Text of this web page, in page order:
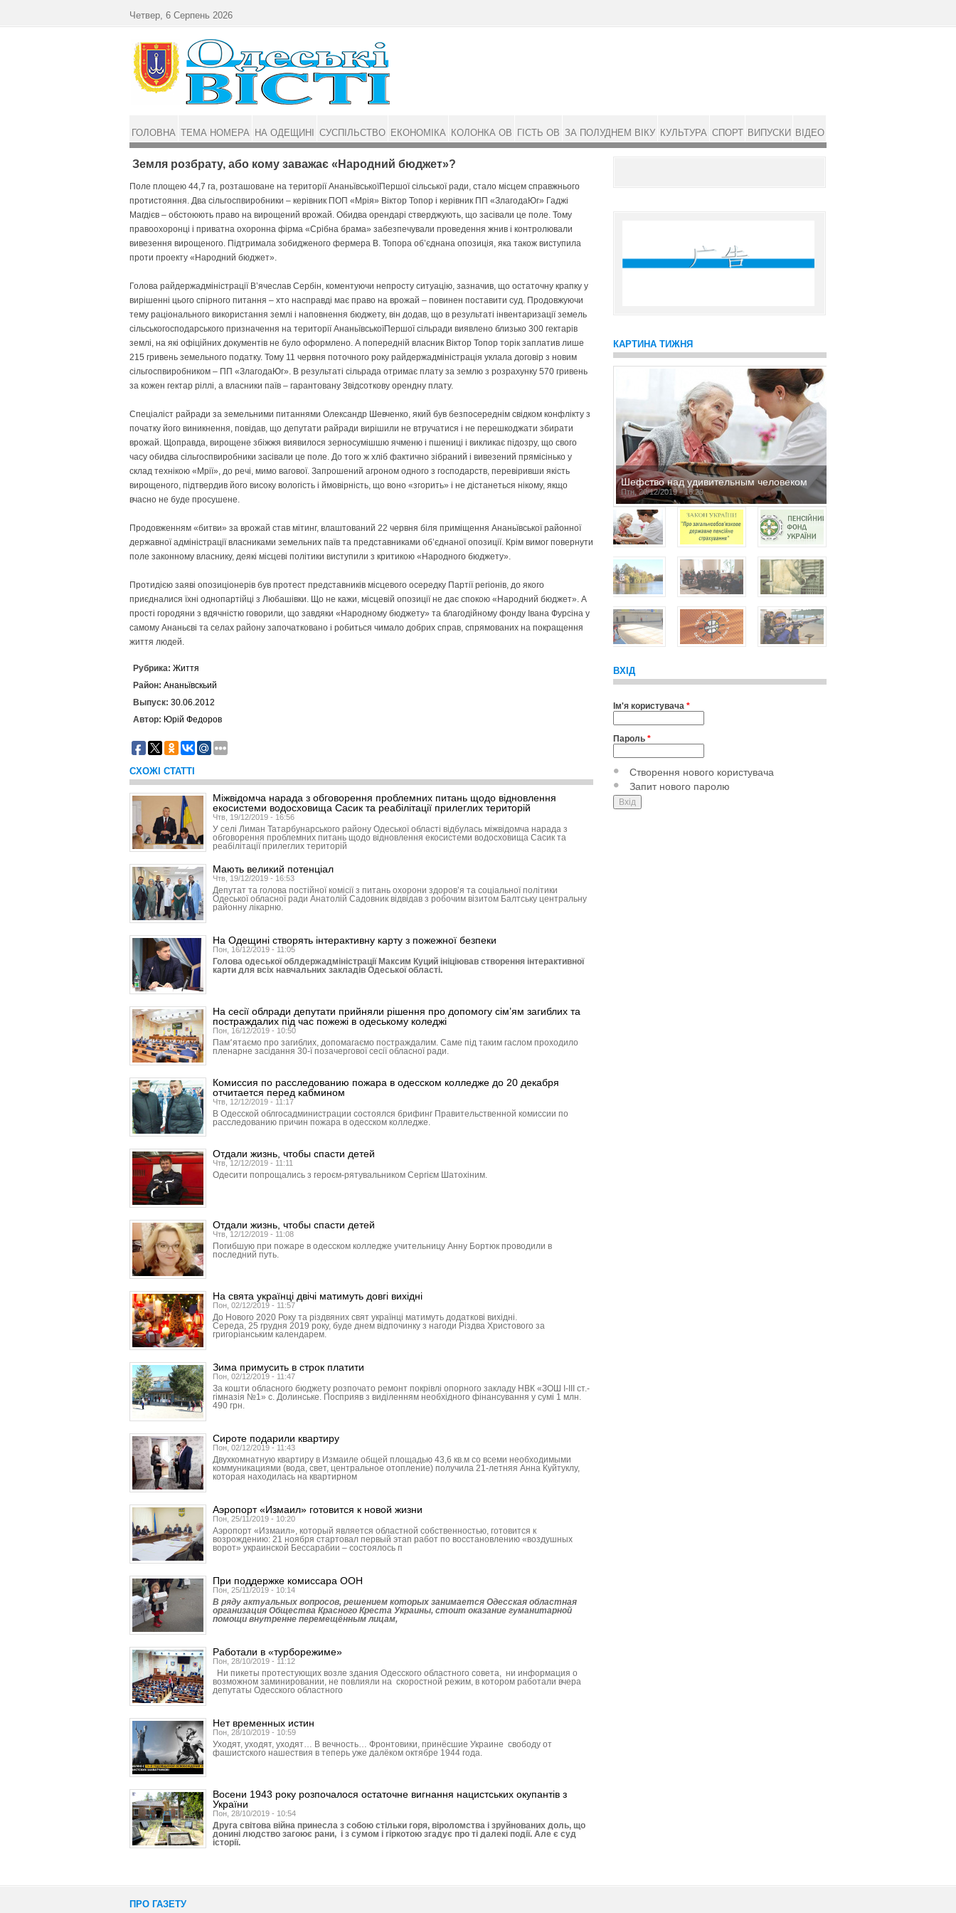
Земля розбрату, або кому заважає «Народний бюджет»?
Поле площею 44,7 га, розташоване на території Ананьївської­Першої сільської ради, стало місцем справжнього
протистояння. Два сільгоспвиробники – керівник ПОП «Мрія» Віктор Топор і керівник ПП «Злагода­Юг» Гаджі
Магдієв – обстоюють право на вирощений врожай. Обидва орендарі стверджують, що засівали це поле. Тому
правоохоронці і приватна охоронна фірма «Срібна брама» забезпечували проведення жнив і контролювали
вивезення вирощеного. Підтримала зобидженого фермера В. Топора об’єднана опозиція, яка також виступила
проти проекту «Народний бюджет».
Голова райдержадміністрації В’ячеслав Сербін, коментуючи непросту ситуацію, зазначив, що остаточну крапку у
вирішенні цього спірного питання – хто насправді має право на врожай – повинен поставити суд. Продовжуючи
тему раціонального використання землі і наповнення бюджету, він додав, що в результаті інвентаризації земель
сільськогосподарського призначення на території Ананьївської­Першої сільради виявлено близько 300 гектарів
землі, на які офіційних документів не було оформлено. А попередній власник Віктор Топор торік заплатив лише
215 гривень земельного податку. Тому 11 червня поточного року райдержадміністрація уклала договір з новим
сільгоспвиробником – ПП «Злагода­Юг». В результаті сільрада отримає плату за землю з розрахунку 570 гривень
за кожен гектар ріллі, а власники паїв – гарантовану 3­відсоткову орендну плату.
Спеціаліст райради за земельними питаннями Олександр Шевченко, який був безпосереднім свідком конфлікту з
початку його виникнення, повідав, що депутати райради вирішили не втручатися і не перешкоджати збирати
врожай. Щоправда, вирощене збіжжя виявилося зерносумішшю ячменю і пшениці і викликає підозру, що свого
часу обидва сільгоспвиробники засівали це поле. До того ж хліб фактично зібраний і вивезений прямісінько у
склад технікою «Мрії», до речі, мимо вагової. Запрошений агроном одного з господарств, перевіривши якість
вирощеного, підтвердив його високу вологість і ймовірність, що воно «згорить» і не дістанеться нікому, якщо
вчасно не буде просушене.
Продовженням «битви» за врожай став мітинг, влаштований 22 червня біля приміщення Ананьївської районної
державної адміністрації власниками земельних паїв та представниками об’єднаної опозиції. Крім вимог повернути
поле законному власнику, деякі місцеві політики виступили з критикою «Народного бюджету».
Протидією заяві опозиціонерів був протест представників місцевого осередку Партії регіонів, до якого
приєдналися їхні однопартійці з Любашівки. Що не кажи, місцевій опозиції не дає спокою «Народний бюджет». А
прості городяни з вдячністю говорили, що завдяки «Народному бюджету» та благодійному фонду Івана Фурсіна у
самому Ананьєві та селах району започатковано і робиться чимало добрих справ, спрямованих на покращення
життя людей.
Рубрика: Життя
Район: Ананьївскьий
Выпуск: 30.06.2012
Автор: Юрій Федоров
СХОЖІ СТАТТІ
Міжвідомча нарада з обговорення проблемних питань щодо відновлення
екосистеми водосховища Сасик та реабілітації прилеглих територій
Чтв, 19/12/2019 - 16:56
У селі Лиман Татарбунарського району Одеської області від­булась міжвідомча нарада з
обговорення проблемних питань щодо відновлення екосистеми водосховища Сасик та
реабілітації прилеглих територій
Мають великий потенціал
Чтв, 19/12/2019 - 16:53
Депутат та голова постійної комісії з питань охорони здоров’я та соціальної політики
Одеської обласної ради Анатолій Садовник відвідав з робочим візитом Балтську центральну
районну лікарню.
На Одещині створять інтерактивну карту з пожежної безпеки
Пон, 16/12/2019 - 11:05
Голова одеської облдержадміністрації Максим Куций ініціював створення інтерактивної
карти для всіх навчальних закладів Одеської області.
На сесії облради депутати прийняли рішення про допомогу сім’ям загиблих та
постраждалих під час пожежі в одеському коледжі
Пон, 16/12/2019 - 10:50
Пам՚ятаємо про загиблих, допомагаємо постраждалим. Саме під таким гаслом проходило
пленарне засідання 30-ї позачергової сесії обласної ради.
Комиссия по расследованию пожара в одесском колледже до 20 декабря
отчитается перед кабмином
Чтв, 12/12/2019 - 11:17
В Одесской облгосадми­нист­рации состоялся брифинг Прави­тельственной комиссии по
расследованию причин пожара в одесском колледже.
Отдали жизнь, чтобы спасти детей
Чтв, 12/12/2019 - 11:11
Одесити попрощались з героєм-рятувальником Сергієм Шатохіним.
Отдали жизнь, чтобы спасти детей
Чтв, 12/12/2019 - 11:08
Погибшую при пожаре в одесском колледже учительницу Анну Бортюк проводили в
последний путь.
На свята українці двічі матимуть довгі вихідні
Пон, 02/12/2019 - 11:57
До Нового 2020 Року та різдвяних свят українці матимуть додаткові вихідні.
Середа, 25 грудня 2019 року, буде днем відпочинку з нагоди Різдва Христового за
григоріанським календарем.
Зима примусить в строк платити
Пон, 02/12/2019 - 11:47
За кошти обласного бюджету розпочато ремонт покрівлі опорного закладу НВК «ЗОШ І-ІІІ ст.-
гімназія №1» с. Долинське. Посприяв з виділенням необхідного фінансування у сумі 1 млн.
490 грн.
Сироте подарили квартиру
Пон, 02/12/2019 - 11:43
Двухкомнатную квартиру в Измаиле общей площадью 43,6 кв.м со всеми необходимыми
коммуникациями (вода, свет, центральное отопление) получила 21-летняя Анна Куйтуклу,
которая находилась на квартирном
Аэропорт «Измаил» готовится к новой жизни
Пон, 25/11/2019 - 10:20
Аэропорт «Измаил», который является областной собственностью, готовится к
возрождению: 21 ноября стартовал первый этап работ по восстановлению «воздушных
ворот» украинской Бессарабии – состоялось п
При поддержке комиссара ООН
Пон, 25/11/2019 - 10:14
В ряду актуальных вопросов, решением которых занимается Одесская областная
организация Общества Красного Креста Украины, стоит оказание гуманитарной
помощи внутренне перемещённым лицам,
Работали в «турборежиме»
Пон, 28/10/2019 - 11:12
Ни пикеты протестующих возле здания Одесского областного совета, ни информация о
возможном заминировании, не повлияли на скоростной режим, в котором работали вчера
депутаты Одесского областного
Нет временных истин
Пон, 28/10/2019 - 10:59
Уходят, уходят, уходят… В вечность… Фронтовики, принёсшие Украине свободу от
фашистского нашествия в теперь уже далёком октябре 1944 года.
Восени 1943 року розпочалося остаточне вигнання нацистських окупантів з
України
Пон, 28/10/2019 - 10:54
Друга світова війна принесла з собою стільки горя, віроломства і зруйнованих доль, що
донині людство загоює рани, і з сумом і гіркотою згадує про ті далекі події. Але є суд
історії.
КАРТИНА ТИЖНЯ
Шефство над удивительным человеком
Птн, 20/12/2019 - 16:29
ВХІД
Ім'я користувача *
Пароль *
Створення нового користувача
Запит нового паролю
Четвер, 6 Серпень 2026
ГОЛОВНА ТЕМА НОМЕРА НА ОДЕЩИНІ СУСПІЛЬСТВО ЕКОНОМІКА КОЛОНКА ОВ ГІСТЬ ОВ ЗА ПОЛУДНЕМ ВІКУ КУЛЬТУРА СПОРТ ВИПУСКИ ВІДЕО
ПРО ГАЗЕТУ